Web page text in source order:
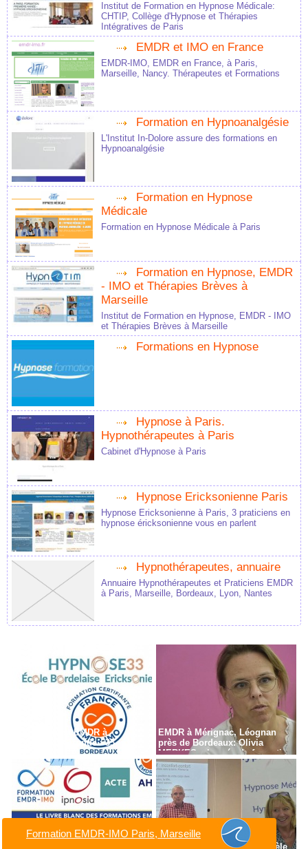
Institut de Formation en Hypnose Médicale:
CHTIP, Collège d'Hypnose et Thérapies
Intégratives de Paris
EMDR et IMO en France
EMDR-IMO, EMDR en France, à Paris,
Marseille, Nancy. Thérapeutes et Formations
Formation en Hypnoanalgésie
L'Institut In-Dolore assure des formations en
Hypnoanalgésie
Formation en Hypnose
Médicale
Formation en Hypnose Médicale à Paris
Formation en Hypnose, EMDR
- IMO et Thérapies Brèves à
Marseille
Institut de Formation en Hypnose, EMDR - IMO
et Thérapies Brèves à Marseille
Formations en Hypnose
Hypnose à Paris.
Hypnothérapeutes à Paris
Cabinet d'Hypnose à Paris
Hypnose Ericksonienne Paris
Hypnose Ericksonienne à Paris, 3 praticiens en
hypnose éricksonienne vous en parlent
Hypnothérapeutes, annuaire
Annuaire Hypnothérapeutes et Praticiens EMDR
à Paris, Marseille, Bordeaux, Lyon, Nantes
Formation en EMDR à
Bordeaux - Gironde - 33
EMDR à Mérignac, Léognan
près de Bordeaux: Olivia
MERKES, chargée de formation
Dr Bruno Suarez et Dr Michèle
Formation EMDR-IMO Paris, Marseille